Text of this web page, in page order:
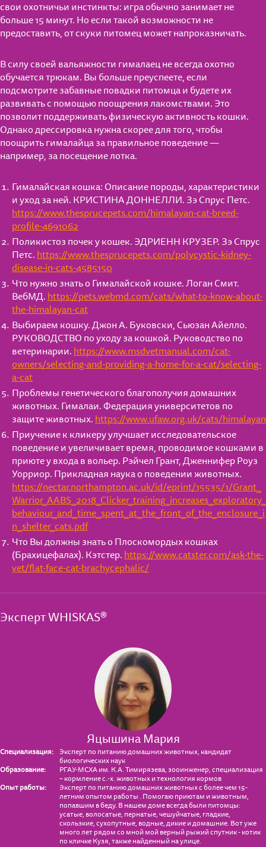
свои охотничьи инстинкты: игра обычно занимает не
больше 15 минут. Но если такой возможности не
предоставить, от скуки питомец может напроказничать.
В силу своей вальяжности гималаец не всегда охотно
обучается трюкам. Вы больше преуспеете, если
подсмотрите забавные повадки питомца и будете их
развивать с помощью поощрения лакомствами. Это
позволит поддерживать физическую активность кошки.
Однако дрессировка нужна скорее для того, чтобы
поощрить гималайца за правильное поведение —
например, за посещение лотка.
Гималайская кошка: Описание породы, характеристики
и уход за ней. КРИСТИНА ДОННЕЛЛИ. Зэ Спрус Петс.
https://www.thesprucepets.com/himalayan-cat-breed-
profile-4691062
Поликистоз почек у кошек. ЭДРИЕНН КРУЗЕР. Зэ Спрус
Петс.https://www.thesprucepets.com/polycystic-kidney-
disease-in-cats-4585150
Что нужно знать о Гималайской кошке. Логан Смит.
ВебМД.https://pets.webmd.com/cats/what-to-know-about-
the-himalayan-cat
Выбираем кошку. Джон А. Буковски, Сьюзан Айелло.
РУКОВОДСТВО по уходу за кошкой. Руководство по
ветеринарии.https://www.msdvetmanual.com/cat-
owners/selecting-and-providing-a-home-for-a-cat/selecting-
a-cat
Проблемы генетического благополучия домашних
животных. Гималаи. Федерация университетов по
защите животных.https://www.ufaw.org.uk/cats/himalayan
Приучение к кликеру улучшает исследовательское
поведение и увеличивает время, проводимое кошками в
приюте у входа в вольер. Рэйчел Грант, Дженнифер Роуз
Уорриор. Прикладная наука о поведении животных.
https://nectar.northampton.ac.uk/id/eprint/15535/1/Grant_
Warrior_AABS_2018_Clicker_training_increases_exploratory_
behaviour_and_time_spent_at_the_front_of_the_enclosure_i
n_shelter_cats.pdf
Что Вы должны знать о Плоскомордых кошках
(Брахицефалах). Кэтстер.https://www.catster.com/ask-the-
vet/flat-face-cat-brachycephalic/
Эксперт WHISKAS®
Яцышина Мария
Специализация:
Эксперт по питанию домашних животных, кандидат
биологических наук
Образование:
РГАУ-МСХА им. К.А. Тимирязева, зооинженер, специализация
– кормление с.-х. животных и технология кормов
Опыт работы:
Эксперт по питанию домашних животных с более чем 15-
летним опытом работы . Помогаю приютам и животным,
попавшим в беду. В нашем доме всегда были питомцы:
усатые, волосатые, пернатые, чешуйчатые, гладкие,
скользкие, сухопутные, водные, дикие и домашние. Вот уже
много лет рядом со мной мой верный рыжий спутник - котик
по кличке Кузя, также найденный на улице.